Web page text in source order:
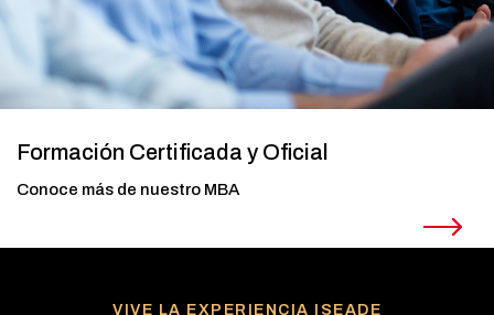
Formación Certificada y Oficial
Conoce más de nuestro MBA
VIVE LA EXPERIENCIA ISEADE